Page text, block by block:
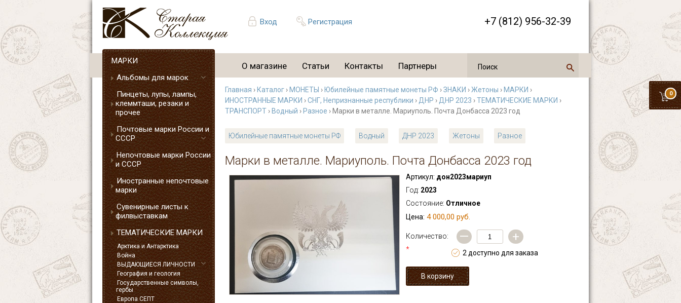
Вход Регистрация +7 (812) 956-32-39
0
О магазине Статьи Контакты Партнеры
МАРКИ
Альбомы для марок
Пинцеты, лупы, лампы,
клеммташи, резаки и
прочее
Почтовые марки России и
СССР
Непочтовые марки России
и СССР
Иностранные непочтовые
марки
Сувенирные листы к
филвыставкам
ТЕМАТИЧЕСКИЕ МАРКИ
Арктика и Антарктика
Война
ВЫДАЮЩИЕСЯ ЛИЧНОСТИ
География и геология
Государственные символы,
гербы
Европа СЕПТ
Главная › Каталог › МОНЕТЫ › Юбилейные памятные монеты РФ ›ЗНАКИ ›Жетоны › МАРКИ ›
ИНОСТРАННЫЕ МАРКИ ›СНГ, Непризнанные республики › ДНР › ДНР 2023 ›ТЕМАТИЧЕСКИЕ МАРКИ ›
ТРАНСПОРТ › Водный › Разное › Марки в металле. Мариуполь. Почта Донбасса 2023 год
Юбилейные памятные монеты РФ Водный ДНР 2023 Жетоны Разное
Марки в металле. Мариуполь. Почта Донбасса 2023 год
Артикул: дон2023мариуп
Год: 2023
Состояние: Отличное
Цена: 4 000,00 руб.
Количество:
*
— +
2 доступно для заказа